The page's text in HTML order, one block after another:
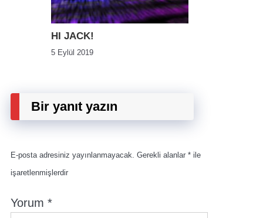
HI JACK!
5 Eylül 2019
Bir yanıt yazın
E-posta adresiniz yayınlanmayacak. Gerekli alanlar * ile
işaretlenmişlerdir
Yorum *